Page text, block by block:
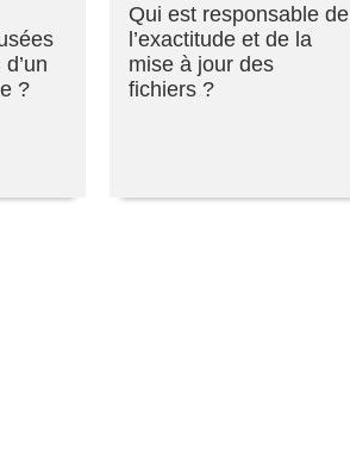
?
Qui est responsable de
l’exactitude et de la
mise à jour des
fichiers ?